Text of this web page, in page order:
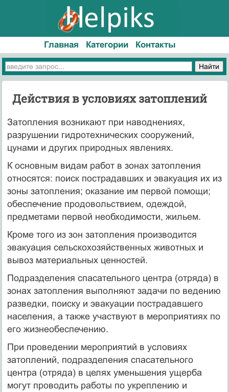
Главная Категории Контакты
Действия в условиях затоплений
Затопления возникают при наводнениях,
разрушении гидротехнических сооружений,
цунами и других природных явлениях.
К основным видам работ в зонах затопления
относятся: поиск пострадавших и эвакуация их из
зоны затопления; оказание им первой помощи;
обеспечение продовольствием, одеждой,
предметами первой необходимости, жильем.
Кроме того из зон затопления производится
эвакуация сельскохозяйственных животных и
вывоз материальных ценностей.
Подразделения спасательного центра (отряда) в
зонах затопления выполняют задачи по ведению
разведки, поиску и эвакуации пострадавшего
населения, а также участвуют в мероприятиях по
его жизнеобеспечению.
При проведении мероприятий в условиях
затоплений, подразделения спасательного
центра (отряда) в целях уменьшения ущерба
могут проводить работы по укреплению и